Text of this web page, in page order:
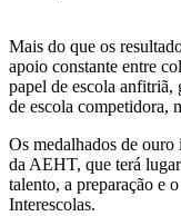
Mais do que os
apoio constante entre
papel de escola anfitriã,
de escola competidora,
Os medalhados de
da AEHT, que terá
talento, a preparação e
Interescolas.